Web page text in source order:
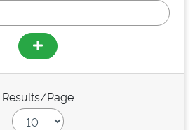
Results/Page